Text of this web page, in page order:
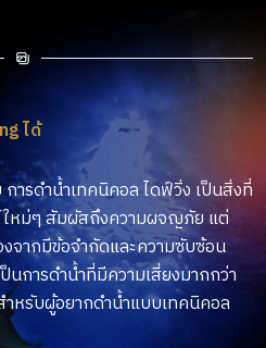
ได้
ารดำน้ำเทคนิคอล ไดฟ์วิ่ง เป็นสิ่งที่
หม่ๆ สัมผัสถึงความผจญภัย แต่
จากมีข้อจำกัดและความซับซ้อน
นการดำน้ำที่มีความเสี่ยงมากกว่า
หรับผู้อยากดำน้ำแบบเทคนิคอล